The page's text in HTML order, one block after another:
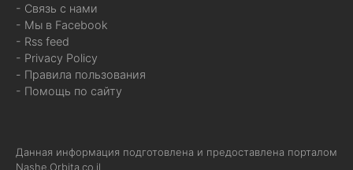
- Связь с нами
- Мы в Facebook
- Rss feed
- Privacy Policy
- Правила пользования
- Помощь по сайту
Данная информация подготовлена и предоставлена порталом
Nashe.Orbita.co.il